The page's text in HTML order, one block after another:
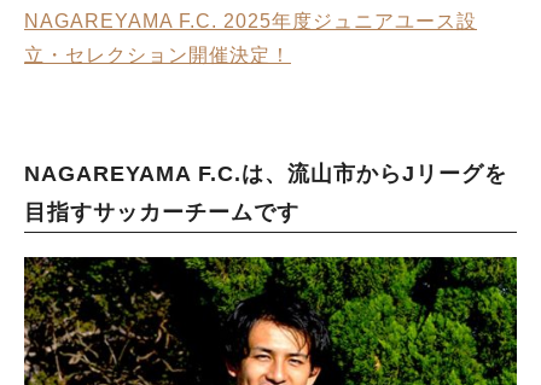
NAGAREYAMA F.C. 2025年度ジュニアユース設
立・セレクション開催決定！
NAGAREYAMA F.C.は、流山市からJリーグを
目指すサッカーチームです